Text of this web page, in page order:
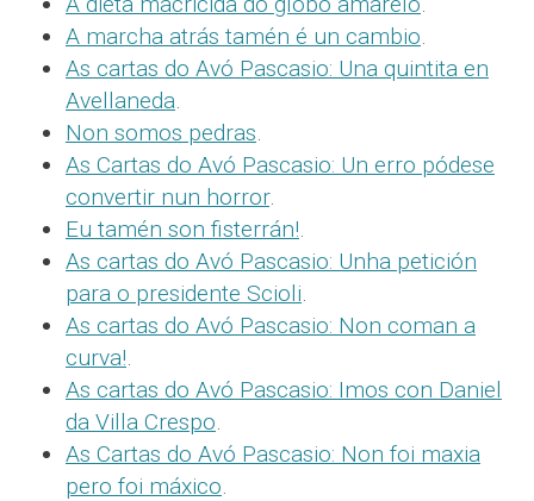
A marcha atrás tamén é un cambio.
As cartas do Avó Pascasio: Una quintita en
Avellaneda.
Non somos pedras.
As Cartas do Avó Pascasio: Un erro pódese
convertir nun horror.
Eu tamén son fisterrán!.
As cartas do Avó Pascasio: Unha petición
para o presidente Scioli.
As cartas do Avó Pascasio: Non coman a
curva!.
As cartas do Avó Pascasio: Imos con Daniel
da Villa Crespo.
As Cartas do Avó Pascasio: Non foi maxia
pero foi máxico.